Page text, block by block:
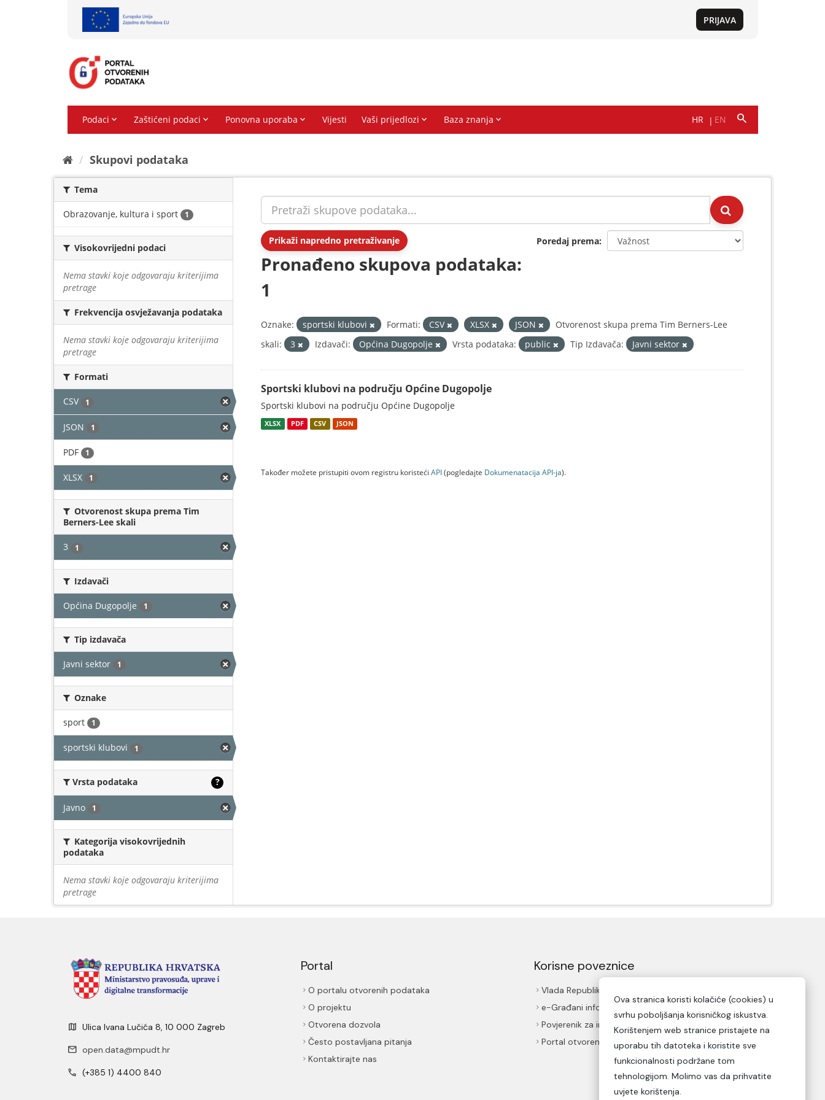
Skupovi podаtаkа
Tema
Obrazovanje, kultura i sport 1
Visokovrijedni podaci
Nema stavki koje odgovaraju kriterijima
pretrage
Frekvencija osvježavanja podataka
Nema stavki koje odgovaraju kriterijima
pretrage
Formati
CSV 1
JSON 1
PDF 1
XLSX 1
Otvorenost skupa prema Tim
Berners-Lee skali
3 1
Izdavači
Općina Dugopolje 1
Tip izdavača
Javni sektor 1
Oznake
sport 1
sportski klubovi 1
Vrsta podataka ?
Javno 1
Kategorija visokovrijednih
podataka
Nema stavki koje odgovaraju kriterijima
pretrage
Prikaži napredno pretraživanje Poredaj prema
Pronađeno skupova podataka:
1
Oznake: sportski klubovi Formati: CSV XLSX JSON
Otvorenost skupa prema Tim Berners-Lee
skali:
3 Izdavači: Općina Dugopolje Vrsta podataka: public Tip Izdavača: Javni sektor
Sportski klubovi na području Općine Dugopolje
Sportski klubovi na području Općine Dugopolje
XLSX PDF CSV JSON
Također možete pristupiti ovom registru koristeći API(pogledajte Dokumenаtаcijа API-jа).